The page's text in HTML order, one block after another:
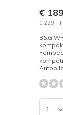
€
€ 229,-
B&G